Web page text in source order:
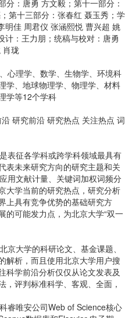
分：唐勇 方文毅；第十一部分：
第十三部分：张春红 聂玉秀；学
明佳 周君仪 张涵熙悦 曹兴超 姚
计：王力朋；统稿与校对：唐勇
肖珑
心理学、数学、生物学、环境科
学、地球物理学、物理学、材料
学等12个学科
研究前沿 研究热点 关注热点 词
表征各学科或跨学科领域最具有
表未来研究方向的研究主题和关
用文献计量、关键词加权词频分
大学当前的研究热点，研究分析
上具有竞争优势的基础研究方
的可能发力点，为北京大学“双一
大学的科研论文、基金课题、
解析，而且使用北京大学用户搜
科学前沿分析仅仅从论文发表及
，评判标准科学、客观、全面，
睿唯安公司Web of Science核心